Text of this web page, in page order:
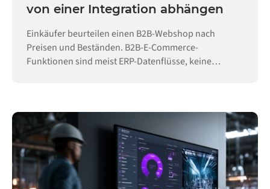
von einer Integration abhängen
Einkäufer beurteilen einen B2B-Webshop nach
Preisen und Beständen. B2B-E-Commerce-
Funktionen sind meist ERP-Datenflüsse, keine